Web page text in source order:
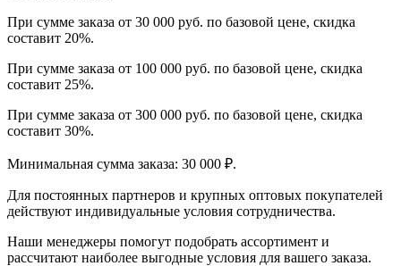
При сумме заказа от 30 000 руб. по базовой цене, скидка
составит 20%.
При сумме заказа от 100 000 руб. по базовой цене, скидка
составит 25%.
При сумме заказа от 300 000 руб. по базовой цене, скидка
составит 30%.
Минимальная сумма заказа: 30 000 ₽.
Для постоянных партнеров и крупных оптовых покупателей
действуют индивидуальные условия сотрудничества.
Наши менеджеры помогут подобрать ассортимент и
рассчитают наиболее выгодные условия для вашего заказа.